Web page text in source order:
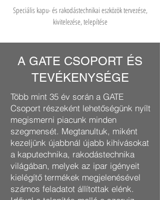
Speciális kapu- és rakodástechnikai eszközök tervezése,
kivitelezése, telepítése
A GATE CSOPORT ÉS
TEVÉKENYSÉGE
Több mint 35 év során a GATE
Csoport részeként lehetőségünk nyílt
megismerni piacunk minden
szegmensét. Megtanultuk, miként
kezeljünk újabbnál újabb kihívásokat
a kaputechnika, rakodástechnika
világában, melyek az ipar igényeit
kielégítő termékek megjelenésével
számos feladatot állítottak elénk.